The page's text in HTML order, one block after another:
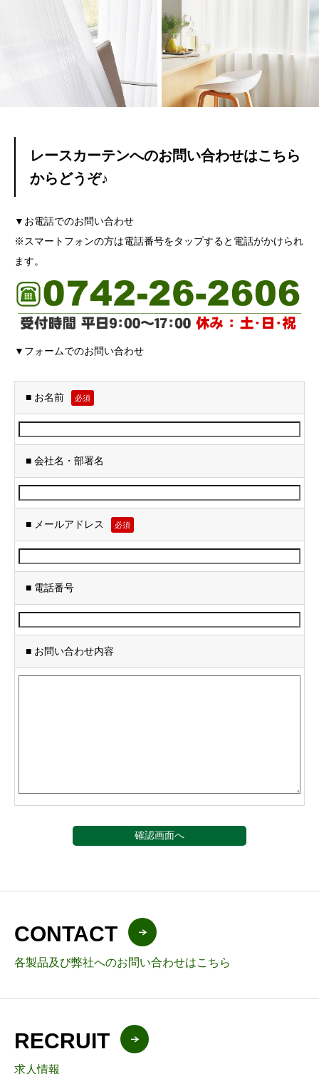
レースカーテンへのお問い合わせはこちら
からどうぞ♪
▼お電話でのお問い合わせ
※スマートフォンの方は電話番号をタップすると電話がかけられ
ます。
▼フォームでのお問い合わせ
■ お名前 必須
■ 会社名・部署名
■ メールアドレス 必須
■ 電話番号
■ お問い合わせ内容
CONTACT
各製品及び弊社へのお問い合わせはこちら
RECRUIT
求人情報